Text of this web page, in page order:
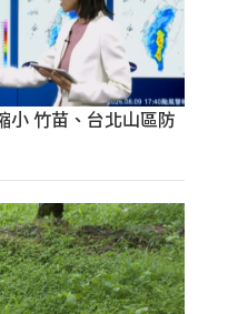
小 竹苗、台北山區防